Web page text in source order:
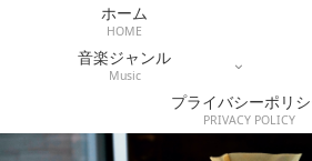
ホーム
HOME
音楽ジャンル
Music
プライバシーポリ
PRIVACY POLICY